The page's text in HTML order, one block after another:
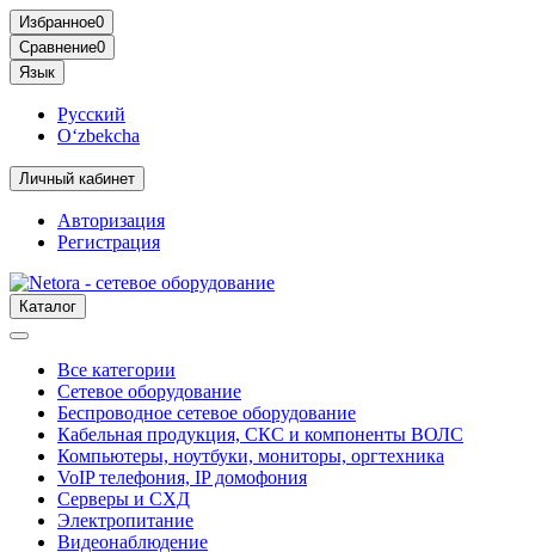
Избранное0
Сравнение0
Язык
Русский
O‘zbekcha
Личный кабинет
Авторизация
Регистрация
Каталог
Все категории
Сетевое оборудование
Беспроводное сетевое оборудование
Кабельная продукция, СКС и компоненты ВОЛС
Компьютеры, ноутбуки, мониторы, оргтехника
VoIP телефония, IP домофония
Серверы и СХД
Электропитание
Видеонаблюдение